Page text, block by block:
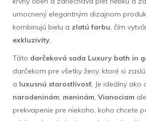
umocnený elegantným dizajnom
kombinujú bielu a zlatú farbu, čím
exkluzivity.
Táto darčeková sada Luxury bath in
darčekom pre všetky ženy, ktoré si
a luxusnú starostlivosť. Je ideálny ako
narodeninám, meninám, Vianociam
prekvapenie pre niekoho, koho chcete